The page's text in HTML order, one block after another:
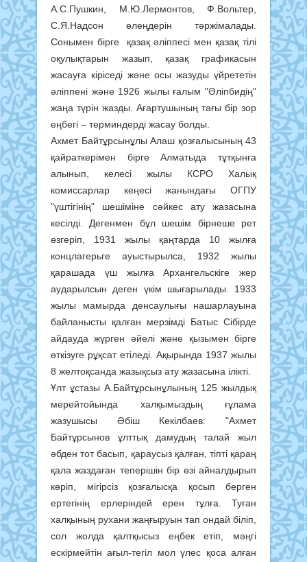
А.С.Пушкин, М.Ю.Лермонтов, Ф.Вольтер,
С.Я.Надсон өлеңдерін тәржімалады.
Сонымен бірге қазақ әліппесі мен қазақ тілі
оқулықтарын жазып, қазақ графикасын
жасауға кіріседі және осы жазуды үйрететін
әліппені және 1926 жылы ғалым "Әліпбидің"
жаңа түрін жазды. Ағартушының тағы бір зор
еңбегі – терминдерді жасау болды.
Ахмет Байтұрсынұлы Алаш қозғалысының 43
қайраткерімен бірге Алматыда тұтқынға
алынып, келесі жылы КСРО Халық
комиссарлар кеңесі жанындағы ОГПУ
"үштігінің" шешіміне сәйкес ату жазасына
кесілді. Дегенмен бұл шешім бірнеше рет
өзгеріп, 1931 жылы қаңтарда 10 жылға
концлагерьге ауыстырылса, 1932 жылы
қарашада үш жылға Архангельскіге жер
аударылсын деген үкім шығарылады. 1933
жылы мамырда денсаулығы нашарлауына
байланысты қалған мерзімді Батыс Сібірде
айдауда жүрген әйелі және қызымен бірге
өткізуге рұқсат етіледі. Ақырында 1937 жылы
8 желтоқсанда жазықсыз ату жазасына ілікті.
Ұлт ұстазы А.Байтұрсынұлының 125 жылдық
мерейтойында халқымыздың ғұлама
жазушысы Әбіш Кекілбаев: "Ахмет
Байтұрсынов ұлттық дамудың талай жыл
әбден тот басып, қараусыз қалған, тіпті қараң
қала жаздаған теперішін бір өзі айналдырып
көріп, мігірсіз қозғалысқа қосып берген
ертегінің ерлеріндей ерен тұлға. Туған
халқының рухани жаңғыруын тап ондай біліп,
сол жолда қалтқысыз еңбек етіп, мәңгі
ескірмейтін ағыл-тегіл мол үлес қоса алған